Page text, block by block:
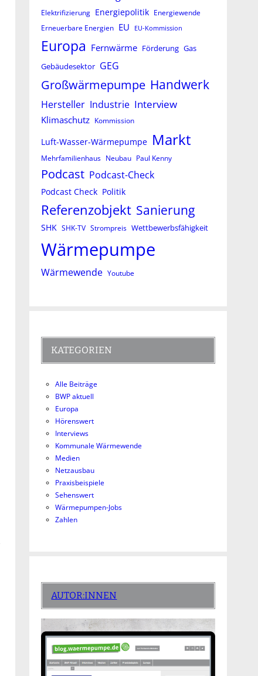
Elektrifizierung Energiepolitik Energiewende
Erneuerbare Energien EU EU-Kommission
Europa Fernwärme Förderung Gas
Gebäudesektor GEG
Großwärmepumpe Handwerk
Hersteller Industrie Interview
Klimaschutz Kommission
Luft-Wasser-Wärmepumpe Markt
Mehrfamilienhaus Neubau Paul Kenny
Podcast Podcast-Check
Podcast Check Politik
Referenzobjekt Sanierung
SHK SHK-TV Strompreis Wettbewerbsfähigkeit
Wärmepumpe
Wärmewende Youtube
KATEGORIEN
Alle Beiträge
BWP aktuell
Europa
Hörenswert
Interviews
Kommunale Wärmewende
Medien
Netzausbau
Praxisbeispiele
Sehenswert
Wärmepumpen-Jobs
Zahlen
AUTOR:INNEN